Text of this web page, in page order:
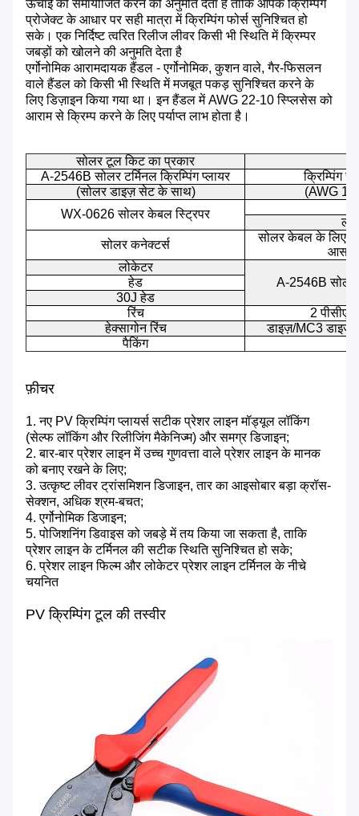
ऊंचाई को समायोजित करने की अनुमति देता है ताकि आपके क्रिम्पिंग
प्रोजेक्ट के आधार पर सही मात्रा में क्रिम्पिंग फोर्स सुनिश्चित हो
सके। एक निर्दिष्ट त्वरित रिलीज लीवर किसी भी स्थिति में क्रिम्पर
जबड़ों को खोलने की अनुमति देता है
एर्गोनोमिक आरामदायक हैंडल - एर्गोनोमिक, कुशन वाले, गैर-फिसलन
वाले हैंडल को किसी भी स्थिति में मजबूत पकड़ सुनिश्चित करने के
लिए डिज़ाइन किया गया था। इन हैंडल में AWG 22-10 स्प्लिसेस को
आराम से क्रिम्प करने के लिए पर्याप्त लाभ होता है।
सोलर टूल किट का प्रकार
A-2546B सोलर टर्मिनल क्रिम्पिंग प्लायर
क्रिम्पिंग
(सोलर डाइज़ सेट के साथ)
(AWG
WX-0626 सोलर केबल स्ट्रिपर
सोलर कनेक्टर्स
सोलर केबल के लिए
लोकेटर
A-2546B सोलर
हेड
30J हेड
रिंच
2
हेक्सागोन रिंच
डाइज़/MC3 डाइज़/
पैकिंग
फ़ीचर
1. नए PV क्रिम्पिंग प्लायर्स सटीक प्रेशर लाइन मॉड्यूल लॉकिंग
(सेल्फ लॉकिंग और रिलीजिंग मैकेनिज्म) और समग्र डिजाइन;
2. बार-बार प्रेशर लाइन में उच्च गुणवत्ता वाले प्रेशर लाइन के मानक
को बनाए रखने के लिए;
3. उत्कृष्ट लीवर ट्रांसमिशन डिजाइन, तार का आइसोबार बड़ा क्रॉस-
सेक्शन, अधिक श्रम-बचत;
4. एर्गोनोमिक डिजाइन;
5. पोजिशनिंग डिवाइस को जबड़े में तय किया जा सकता है, ताकि
प्रेशर लाइन के टर्मिनल की सटीक स्थिति सुनिश्चित हो सके;
6. प्रेशर लाइन फिल्म और लोकेटर प्रेशर लाइन टर्मिनल के नीचे
चयनित
PV क्रिम्पिंग टूल की तस्वीर